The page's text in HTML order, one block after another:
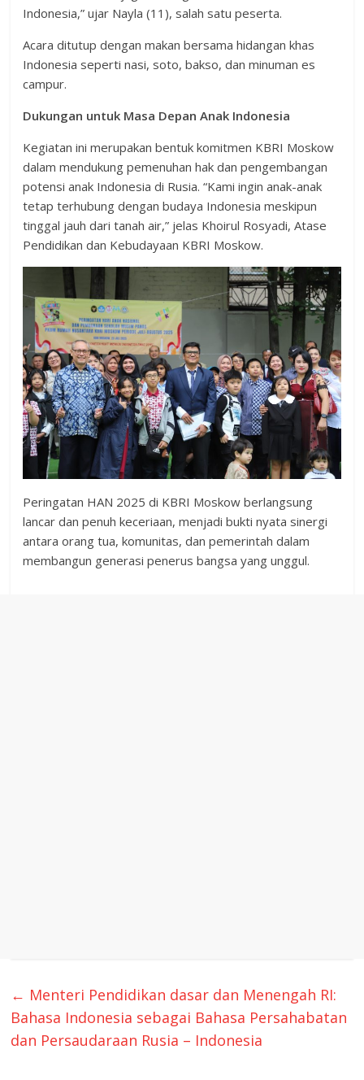
Indonesia,” ujar Nayla (11), salah satu peserta.
Acara ditutup dengan makan bersama hidangan khas
Indonesia seperti nasi, soto, bakso, dan minuman es
campur.
Dukungan untuk Masa Depan Anak Indonesia
Kegiatan ini merupakan bentuk komitmen KBRI Moskow
dalam mendukung pemenuhan hak dan pengembangan
potensi anak Indonesia di Rusia. “Kami ingin anak-anak
tetap terhubung dengan budaya Indonesia meskipun
tinggal jauh dari tanah air,” jelas Khoirul Rosyadi, Atase
Pendidikan dan Kebudayaan KBRI Moskow.
Peringatan HAN 2025 di KBRI Moskow berlangsung
lancar dan penuh keceriaan, menjadi bukti nyata sinergi
antara orang tua, komunitas, dan pemerintah dalam
membangun generasi penerus bangsa yang unggul.
← Menteri Pendidikan dasar dan Menengah RI:
Bahasa Indonesia sebagai Bahasa Persahabatan
dan Persaudaraan Rusia – Indonesia